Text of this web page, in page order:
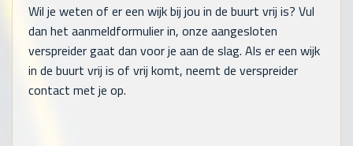
Wil je weten of er een wijk bij jou in de buurt vrij is? Vul
dan het aanmeldformulier in, onze aangesloten
verspreider gaat dan voor je aan de slag. Als er een wijk
in de buurt vrij is of vrij komt, neemt de verspreider
contact met je op.